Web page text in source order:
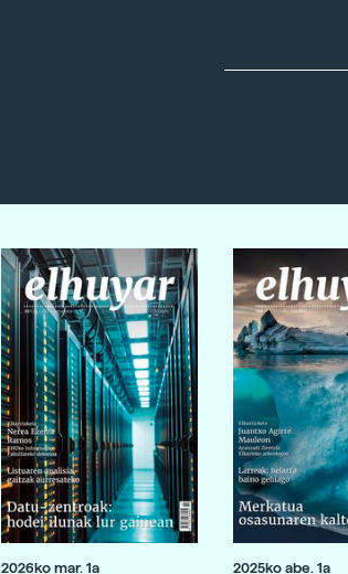
2026ko mar. 1a 2025ko abe. 1a